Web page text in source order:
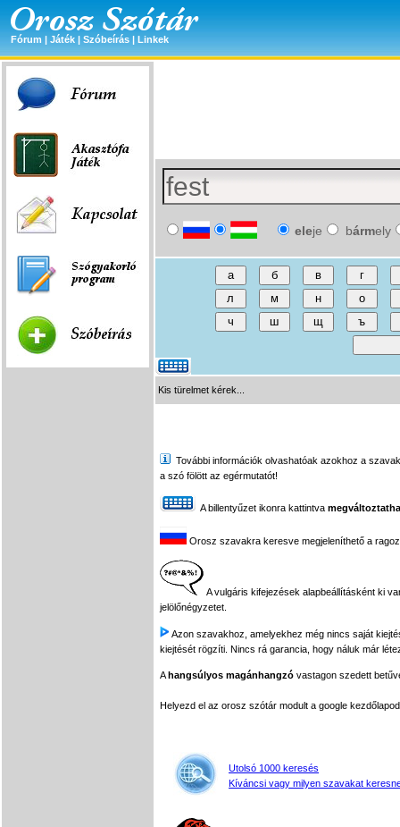
Fórum | Játék | Szóbeírás | Linkek
eleje bármely
Kis türelmet kérek...
További információk olvashatóak azokhoz a
a szó fölött az egérmutatót!
A billentyűzet ikonra kattintva
Orosz szavakra keresve megjeleníthető a
A vulgáris kifejezések alapbeállításként ki
jelölőnégyzetet.
Azon szavakhoz, amelyekhez még nincs saját
kiejtését rögzíti. Nincs rá garancia, hogy náluk már
Ahangsúlyos magánhangzó vastagon szedett
Helyezd el az orosz szótár modult a google
Utolsó 1000 keresés
Kíváncsi vagy milyen szavakat